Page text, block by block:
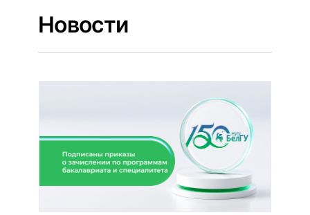
ГЛАВНАЯ
СПЕЦИАЛЬНОСТИ
И НАПРАВЛЕНИЯ
Новости